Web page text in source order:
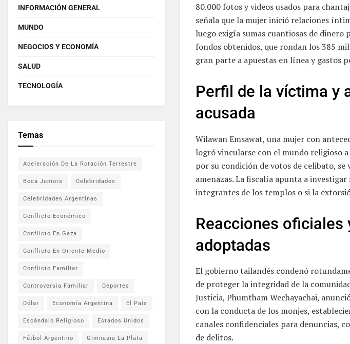
80.000 fotos y videos usados para
señala que la mujer inició relaciones
luego exigía sumas cuantiosas de dinero
fondos obtenidos, que rondan los 385
gran parte a apuestas en línea y gastos
Perfil de la víctima y
acusada
Wilawan Emsawat, una mujer con
logró vincularse con el mundo religioso
por su condición de votos de celibato, se
amenazas. La fiscalía apunta a
integrantes de los templos o si la
Reacciones oficiales
adoptadas
El gobierno tailandés condenó
de proteger la integridad de la
Justicia, Phumtham Wechayachai,
con la conducta de los monjes,
canales confidenciales para denuncias,
de delitos.
INFORMACIÓN GENERAL
MUNDO
NEGOCIOS Y ECONOMÍA
SALUD
TECNOLOGÍA
Temas
Aceleración De La Rotación Terrestre
Boca Juniors Celebridades
Celebridades Argentinas
Conflicto Económico
Conflicto En Gaza
Conflicto En Oriente Medio
Conflicto Familiar
Controversia Familiar Deportes
Dólar Economía Argentina El País
Escándalo Religioso Estados Unidos
Fútbol Argentino Gimnasia La Plata